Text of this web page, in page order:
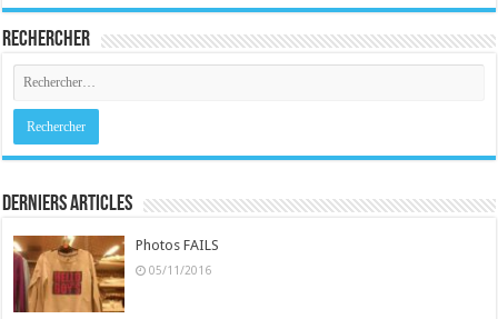
Rechercher
Derniers Articles
Photos FAILS
05/11/2016